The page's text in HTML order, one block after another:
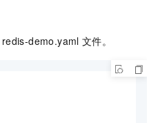
redis-demo.yaml 文件。